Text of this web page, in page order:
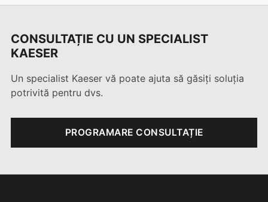
CONSULTAȚIE CU UN SPECIALIST
KAESER
Un specialist Kaeser vă poate ajuta să găsiți soluția
potrivită pentru dvs.
PROGRAMARE CONSULTAȚIE